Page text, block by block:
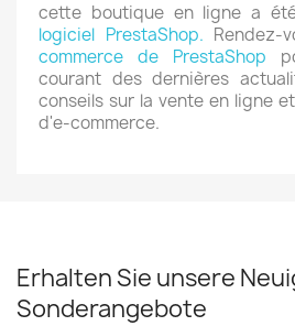
cette boutique en ligne a
logiciel PrestaShop. Rendez-
commerce de PrestaShop
courant des dernières
conseils sur la vente en ligne
d'e-commerce.
Erhalten Sie unsere
Sonderangebote